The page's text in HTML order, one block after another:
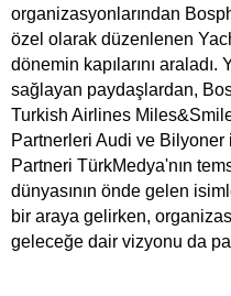
organizasyonlarından
özel olarak düzenlenen
dönemin kapılarını
sağlayan paydaşlardan,
Turkish Airlines
Partnerleri Audi ve
Partneri TürkMedya'nın
dünyasının önde gelen
bir araya gelirken,
geleceğe dair vizyonu da